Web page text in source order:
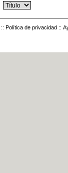
:: Política de privacidad ::